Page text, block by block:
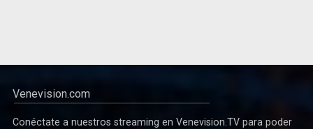
Venevision.com
Conéctate a nuestros streaming en Venevision.TV para poder